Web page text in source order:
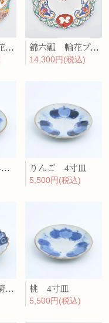
錦松竹梅 輪花プレート
錦六瓢 輪花プレート
14,300円(税込)
さくらんぼ 4寸皿
りんご 4寸皿
5,500円(税込)
唐草捻り紋 菊割6寸皿
桃 4寸皿
5,500円(税込)